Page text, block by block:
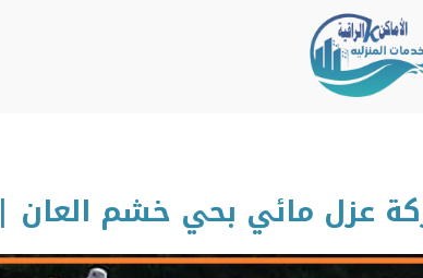
عزل مائي بحي خشم العان | 0549646163